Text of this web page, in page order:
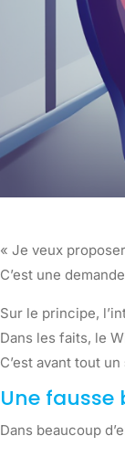
« Je veux
C’est une
Sur le principe,
Dans les faits, le
C’est avant tout un
Une fausse
Dans beaucoup